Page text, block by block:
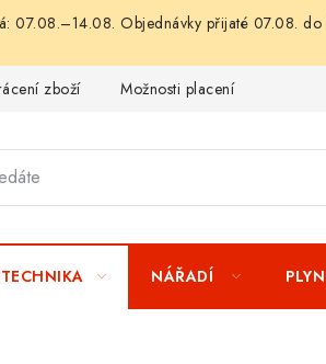
07.08.–14.08. Objednávky přijaté 07.08.
zboží Možnosti placení
NÁŘADÍ